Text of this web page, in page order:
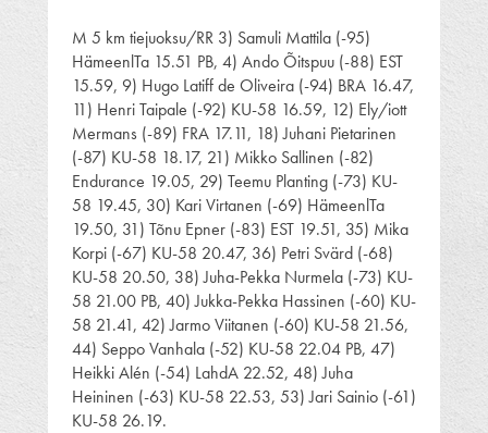
M 5 km tiejuoksu/RR 3) Samuli Mattila (-95)
HämeenlTa 15.51 PB, 4) Ando Õitspuu (-88) EST
15.59, 9) Hugo Latiff de Oliveira (-94) BRA 16.47,
11) Henri Taipale (-92) KU-58 16.59, 12) Ely/iott
Mermans (-89) FRA 17.11, 18) Juhani Pietarinen
(-87) KU-58 18.17, 21) Mikko Sallinen (-82)
Endurance 19.05, 29) Teemu Planting (-73) KU-
58 19.45, 30) Kari Virtanen (-69) HämeenlTa
19.50, 31) Tõnu Epner (-83) EST 19.51, 35) Mika
Korpi (-67) KU-58 20.47, 36) Petri Svärd (-68)
KU-58 20.50, 38) Juha-Pekka Nurmela (-73) KU-
58 21.00 PB, 40) Jukka-Pekka Hassinen (-60) KU-
58 21.41, 42) Jarmo Viitanen (-60) KU-58 21.56,
44) Seppo Vanhala (-52) KU-58 22.04 PB, 47)
Heikki Alén (-54) LahdA 22.52, 48) Juha
Heininen (-63) KU-58 22.53, 53) Jari Sainio (-61)
KU-58 26.19.